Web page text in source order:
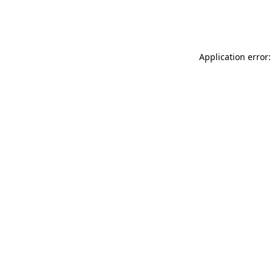
Application